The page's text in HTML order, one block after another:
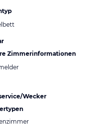
Zimmerinformationen
Wecker